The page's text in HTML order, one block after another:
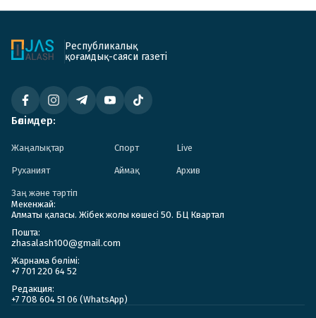
Республикалық
қоғамдық-саяси газеті
Бөлімдер:
Жаңалықтар Спорт Live
Руханият Аймақ Архив
Заң және тәртіп
Мекенжай:
Алматы қаласы. Жібек жолы көшесі 50. БЦ Квартал
Пошта:
zhasalash100@gmail.com
Жарнама бөлімі:
+7 701 220 64 52
Редакция:
+7 708 604 51 06 (WhatsApp)